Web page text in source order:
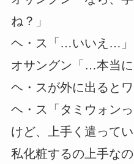
ね？」
ヘ・ス「…いいえ…」
オサングン「…本当に
ヘ・スが外に出ると
ヘ・ス「タミウォン
けど、上手く遣って
私化粧するの上手な